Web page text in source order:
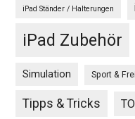
iPad Ständer / Halterungen
iPad Zubehör
Simulation Sport &
Tipps & Tricks